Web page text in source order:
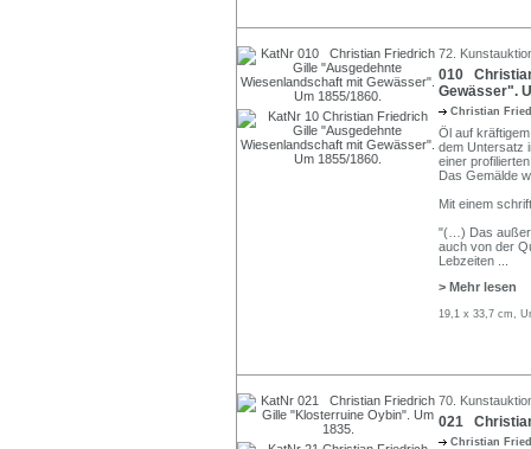
72.
010
Gewässer".
Christian
Öl auf
dem Untersatz
einer
Das Gemälde
Mit einem
"(…) Das
auch von der
Lebzeiten
> Mehr lesen
19,1 x 33,7 cm,
70.
021
Christian